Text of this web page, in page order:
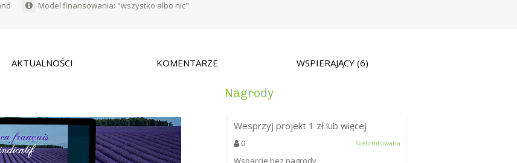
Model finansowania: "wszystko albo nic"
AKTUALNOŚCI KOMENTARZE WSPIERAJĄCY (6)
Nagrody
Wesprzyj projekt 1 zł lub więcej
0 Nielimitowana
Wsparcie bez nagrody